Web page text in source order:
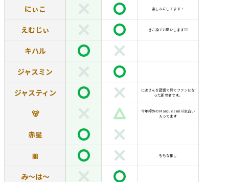
にぃこ 楽しみにしてます！
えむじぃ きこ枠でお願いします🙇‍♀️
キハル
ジャスミン
ジャスティン
にあさんを配信で見てファンにな
った新参者です。
🐻
今年締めのMarqueemini気合い
入ってます
赤星
🎀 ももな推し
み〜は〜